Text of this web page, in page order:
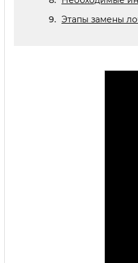
Этапы замены